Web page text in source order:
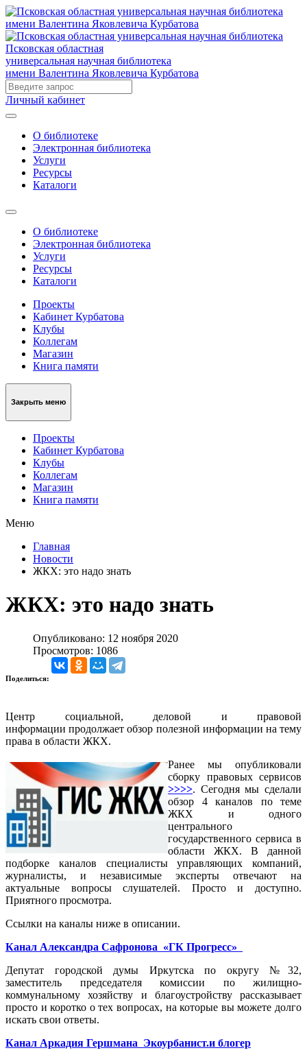
Псковская областная
универсальная научная библиотека
имени Валентина Яковлевича Курбатова
Личный кабинет
О библиотеке
Электронная библиотека
Услуги
Ресурсы
Каталоги
О библиотеке
Электронная библиотека
Услуги
Ресурсы
Каталоги
Проекты
Кабинет Курбатова
Клубы
Коллегам
Магазин
Книга памяти
Закрыть меню
Проекты
Кабинет Курбатова
Клубы
Коллегам
Магазин
Книга памяти
Меню
Главная
Новости
ЖКХ: это надо знать
ЖКХ: это надо знать
Опубликовано: 12 ноября 2020
Просмотров: 1086
Поделиться:
Центр социальной, деловой и правовой
информации продолжает обзор полезной информации на тему
права в области ЖКХ.
Ранее мы опубликовали
сборку правовых сервисов
>>>>. Сегодня мы сделали
обзор 4 каналов по теме
ЖКХ и одного
центрального
государственного сервиса в
области ЖКХ. В данной
подборке каналов специалисты управляющих компаний,
журналисты, и независимые эксперты отвечают на
актуальные вопросы слушателей. Просто и доступно.
Приятного просмотра.
Ссылки на каналы ниже в описании.
Канал Александра Сафронова «ГК Прогресс»
Депутат городской думы Иркутска по округу №32,
заместитель председателя комиссии по жилищно-
коммунальному хозяйству и благоустройству рассказывает
просто и коротко о тех вопросах, на которые вы можете долго
искать свои ответы.
Канал Аркадия Гершмана Экоурбанист.и блогер